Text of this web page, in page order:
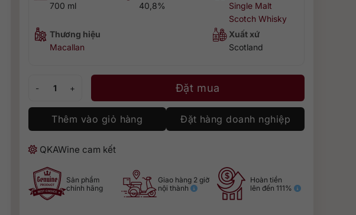
700 ml
40,8%
Single Malt
Scotch Whisky
Thương hiệu
Macallan
Xuất xứ
Scotland
Đặt mua
Thêm vào giỏ hàng Đặt hàng doanh nghiệp
QKAWine cam kết
Sản phẩm
chính hãng
Giao hàng 2 giờ
nội thành
Hoàn tiền
lên đến 111%